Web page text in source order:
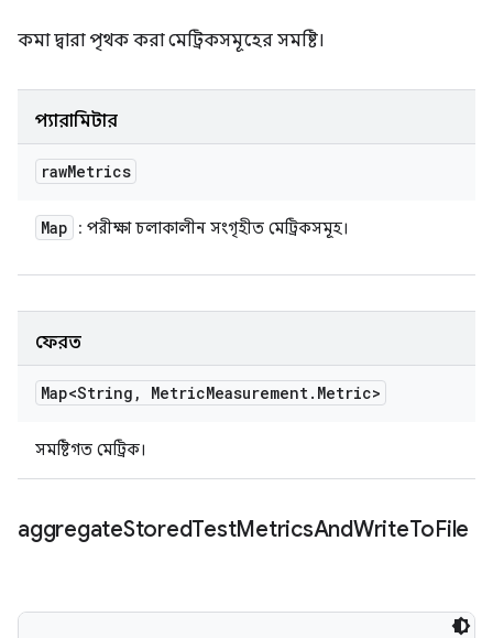
কমা দ্বারা পৃথক করা মেট্রিকসমূহের সমষ্টি।
প্যারামিটার
rawMetrics
Map : পরীক্ষা চলাকালীন সংগৃহীত মেট্রিকসমূহ।
ফেরত
Map<String , MetricMeasurement. Metric>
সমষ্টিগত মেট্রিক।
aggregateStoredTestMetricsAndWriteToFile